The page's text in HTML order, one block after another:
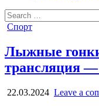
Search
for:
Posted
Спорт
Лыжные
трансляция
22.03.2024 Leave a